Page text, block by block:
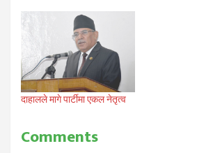
दाहालले मागे पार्टीमा एकल नेतृत्व
Comments